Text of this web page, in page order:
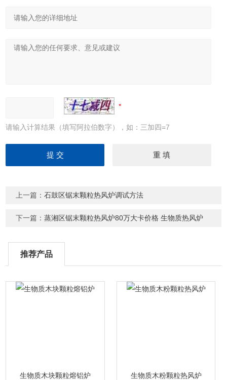
请输入计算结果（填写阿拉伯数字），如：三加四=7
上一篇：石鼓区锯末颗粒热风炉调试方法
下一篇：蒸湘区锯末颗粒热风炉80万大卡价格 生物质热风炉
推荐产品
生物质木块颗粒熔铝炉 生物质木粉颗粒热风炉